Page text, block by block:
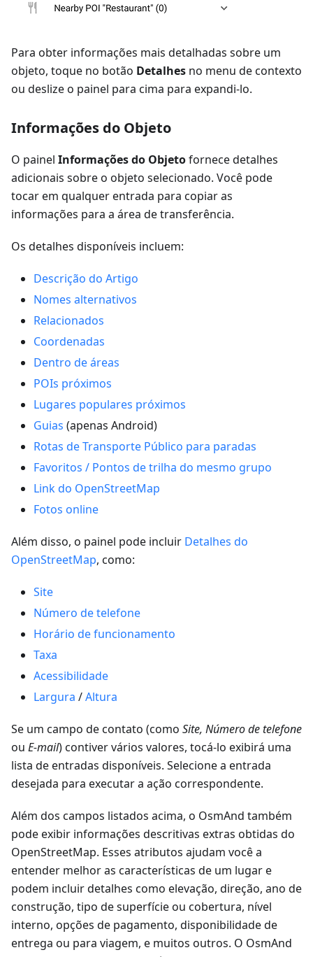
Para obter informações mais detalhadas sobre um
objeto, toque no botão Detalhes no menu de contexto
ou deslize o painel para cima para expandi-lo.
Informações do Objeto
O painel Informações do Objetofornece detalhes
adicionais sobre o objeto selecionado. Você pode
tocar em qualquer entrada para copiar as
informações para a área de transferência.
Os detalhes disponíveis incluem:
Descrição do Artigo
Nomes alternativos
Relacionados
Coordenadas
Dentro de áreas
POIs próximos
Lugares populares próximos
Guias (apenas Android)
Rotas de Transporte Público para paradas
Favoritos / Pontos de trilha do mesmo grupo
Link do OpenStreetMap
Fotos online
Além disso, o painel pode incluir Detalhes do
OpenStreetMap, como:
Site
Número de telefone
Horário de funcionamento
Taxa
Acessibilidade
Largura /Altura
Se um campo de contato (como Site, Número de telefone
ou E-mail) contiver vários valores, tocá-lo exibirá uma
lista de entradas disponíveis. Selecione a entrada
desejada para executar a ação correspondente.
Além dos campos listados acima, o OsmAnd também
pode exibir informações descritivas extras obtidas do
OpenStreetMap. Esses atributos ajudam você a
entender melhor as características de um lugar e
podem incluir detalhes como elevação, direção, ano de
construção, tipo de superfície ou cobertura, nível
interno, opções de pagamento, disponibilidade de
entrega ou para viagem, e muitos outros. O OsmAnd